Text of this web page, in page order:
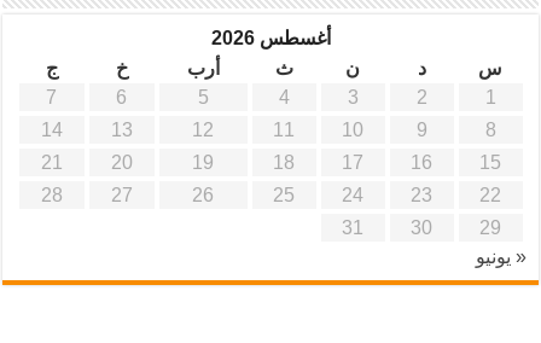
أغسطس 2026
س
د ن ث أرب خ
ج
1
2
3
4
5
6
7
8
9
10
11
12
13
14
15
16
17
18
19
20
21
22
23
24
25
26
27
28
29
30
31
« يونيو